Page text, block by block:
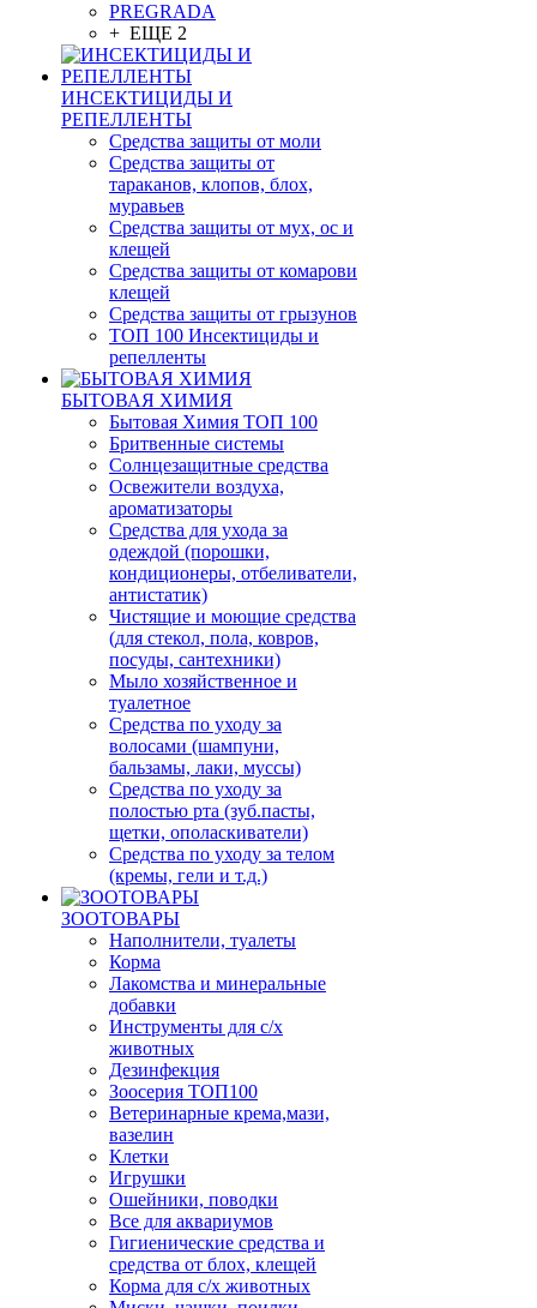
PREGRADA
+ ЕЩЕ 2
ИНСЕКТИЦИДЫ И
РЕПЕЛЛЕНТЫ
Средства защиты от моли
Средства защиты от
тараканов, клопов, блох,
муравьев
Средства защиты от мух, ос и
клещей
Средства защиты от комарови
клещей
Средства защиты от грызунов
ТОП 100 Инсектициды и
репелленты
БЫТОВАЯ ХИМИЯ
Бытовая Химия ТОП 100
Бритвенные системы
Солнцезащитные средства
Освежители воздуха,
ароматизаторы
Средства для ухода за
одеждой (порошки,
кондиционеры, отбеливатели,
антистатик)
Чистящие и моющие средства
(для стекол, пола, ковров,
посуды, сантехники)
Мыло хозяйственное и
туалетное
Средства по уходу за
волосами (шампуни,
бальзамы, лаки, муссы)
Средства по уходу за
полостью рта (зуб.пасты,
щетки, ополаскиватели)
Средства по уходу за телом
(кремы, гели и т.д.)
ЗООТОВАРЫ
Наполнители, туалеты
Корма
Лакомства и минеральные
добавки
Инструменты для с/х
животных
Дезинфекция
Зоосерия ТОП100
Ветеринарные крема,мази,
вазелин
Клетки
Игрушки
Ошейники, поводки
Все для аквариумов
Гигиенические средства и
средства от блох, клещей
Корма для с/х животных